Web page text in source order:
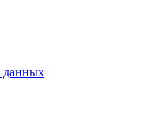
данных